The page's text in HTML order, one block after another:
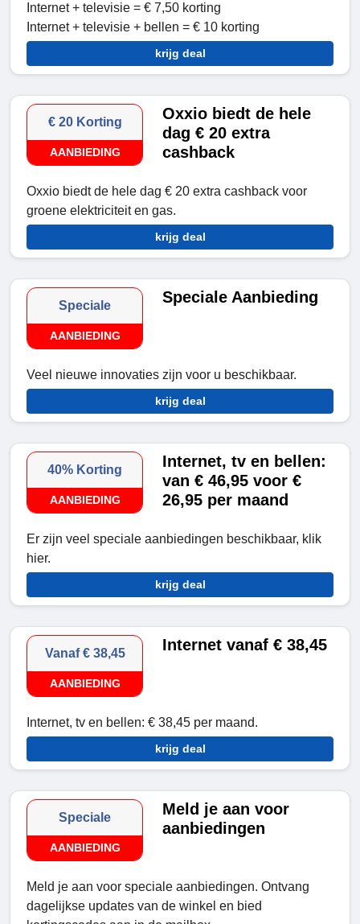
Internet + televisie = € 7,50 korting
Internet + televisie + bellen = € 10 korting
krijg deal
€ 20 Korting
AANBIEDING
Oxxio biedt de hele
dag € 20 extra
cashback
Oxxio biedt de hele dag € 20 extra cashback voor
groene elektriciteit en gas.
krijg deal
Speciale
AANBIEDING
Speciale Aanbieding
Veel nieuwe innovaties zijn voor u beschikbaar.
krijg deal
40% Korting
AANBIEDING
Internet, tv en bellen:
van € 46,95 voor €
26,95 per maand
Er zijn veel speciale aanbiedingen beschikbaar, klik
hier.
krijg deal
Vanaf € 38,45
AANBIEDING
Internet vanaf € 38,45
Internet, tv en bellen: € 38,45 per maand.
krijg deal
Speciale
AANBIEDING
Meld je aan voor
aanbiedingen
Meld je aan voor speciale aanbiedingen. Ontvang
dagelijkse updates van de winkel en bied